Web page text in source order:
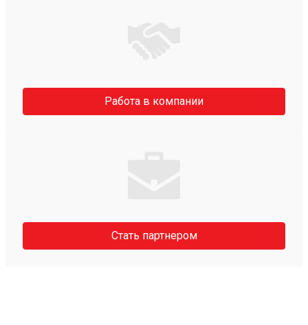
Работа в компании
Стать партнером